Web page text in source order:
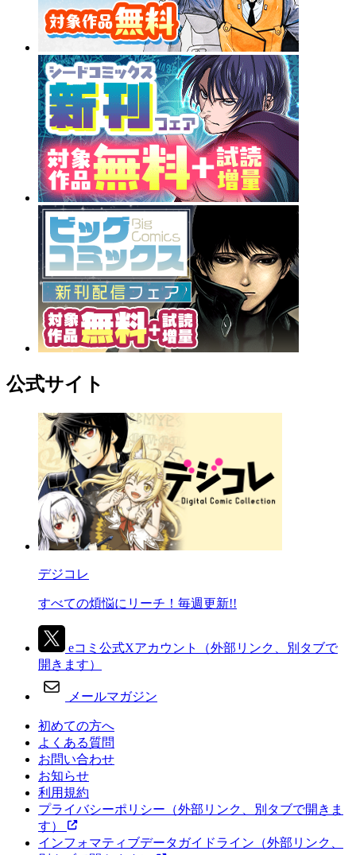
公式サイト
デジコレ
すべての煩悩にリーチ！毎週更新!!
eコミ公式Xアカウント
（外部リンク、別タブで
開きます）
メールマガジン
初めての方へ
よくある質問
お問い合わせ
お知らせ
利用規約
プライバシーポリシー （外部リンク、別タブで開きま
す）
インフォマティブデータガイドライン （外部リンク、